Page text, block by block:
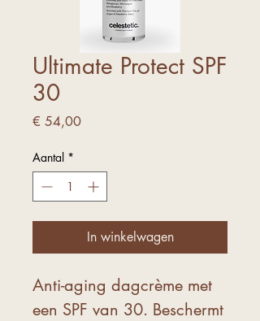
Ultimate Protect SPF
30
€ 54,00Prijs
Aantal *
In winkelwagen
Anti-aging dagcrème met
een SPF van 30. Beschermt